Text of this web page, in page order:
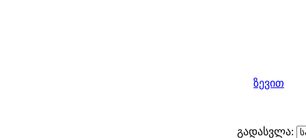
ზევით
გადასვლა: